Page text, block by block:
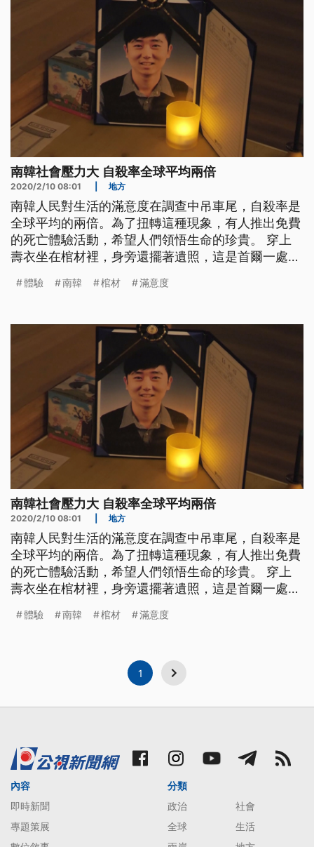
法。交通警察賽佛說，「我們在做
南韓社會壓力大 自殺率全球平均兩倍
2020/2/10 08:01 地方
南韓人民對生活的滿意度在調查中吊車尾，自殺率是
全球平均的兩倍。為了扭轉這種現象，有人推出免費
的死亡體驗活動，希望人們領悟生命的珍貴。 穿上
壽衣坐在棺材裡，身旁還擺著遺照，這是首爾一處生
下，接著蓋上棺木，體驗在黑漆漆的棺材裡，待上十
表示，「每個人的生活都是這麼緊湊，時時熱血賁
張，你會將身邊的同儕視作必須打敗
體驗 南韓 棺材 滿意度
南韓社會壓力大 自殺率全球平均兩倍
2020/2/10 08:01 地方
南韓人民對生活的滿意度在調查中吊車尾，自殺率是
全球平均的兩倍。為了扭轉這種現象，有人推出免費
的死亡體驗活動，希望人們領悟生命的珍貴。 穿上
壽衣坐在棺材裡，身旁還擺著遺照，這是首爾一處生
下，接著蓋上棺木，體驗在黑漆漆的棺材裡，待上十
張，你會將身邊的同儕視作必須打敗
體驗 南韓 棺材 滿意度
1
內容
即時新聞
專題策展
分類
政治
社會
全球
生活